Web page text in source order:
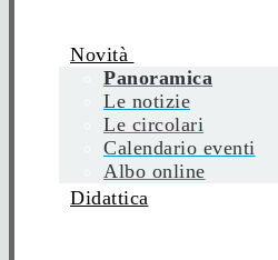
Novità
Panoramica
Le notizie
Le circolari
Calendario eventi
Albo online
Didattica